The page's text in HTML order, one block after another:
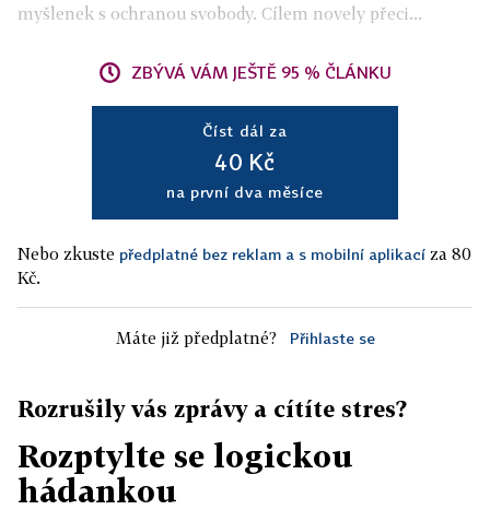
myšlenek s ochranou svobody. Cílem novely přeci...
ZBÝVÁ VÁM JEŠTĚ 95 % ČLÁNKU
Číst dál za
40 Kč
na první dva měsíce
Nebo zkuste předplatné bez reklam a s mobilní aplikací za 80
Kč.
Máte již předplatné? Přihlaste se
Rozrušily vás zprávy a cítíte stres?
Rozptylte se logickou
hádankou